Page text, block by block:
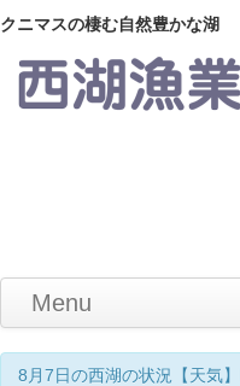
クニマスの棲む自然豊かな湖
Menu
Home
釣り情報
マナーとお願い
クニマス展示館
漁協からのお知らせ
お問い合わせ
8月7日の西湖の状況【天気